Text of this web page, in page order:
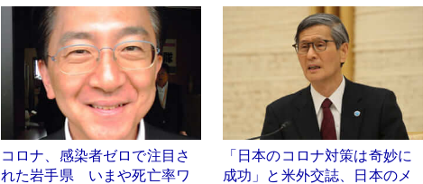
コロナ、感染者ゼロで注目さ
れた岩手県 いまや死亡率ワ
「日本のコロナ対策は奇妙に
成功」と米外交誌、日本のメ